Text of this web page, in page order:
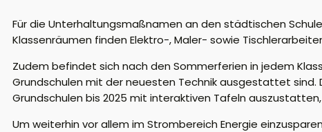
Für die Unterhaltungsmaßnamen an den städtischen
Klassenräumen finden Elektro-, Maler- sowie
Zudem befindet sich nach den Sommerferien in jedem
Grundschulen mit der neuesten Technik ausgestattet
Grundschulen bis 2025 mit interaktiven Tafeln
Um weiterhin vor allem im Strombereich Energie